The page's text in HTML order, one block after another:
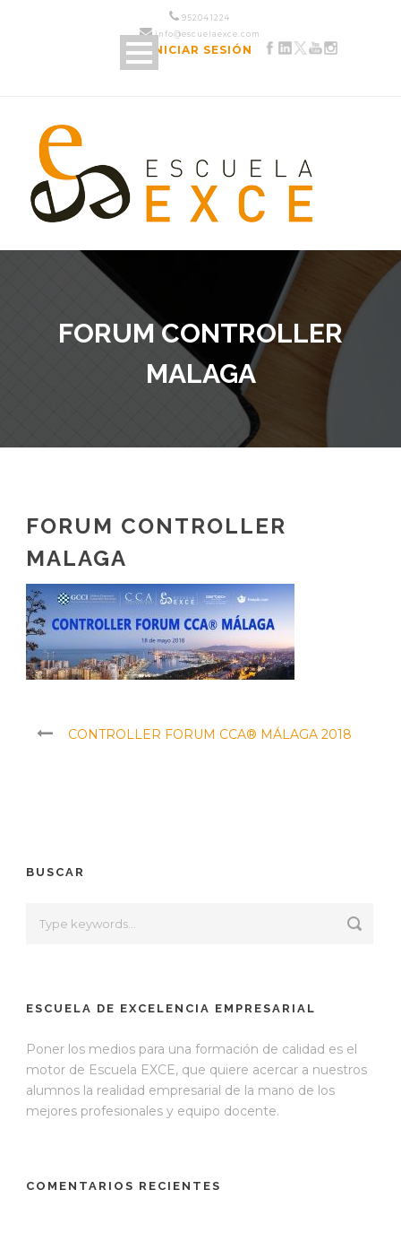
952 04 12 24
info@escuelaexce.com
INICIAR SESIÓN
FORUM CONTROLLER
MALAGA
FORUM CONTROLLER
MALAGA
CONTROLLER FORUM CCA® MÁLAGA 2018
BUSCAR
ESCUELA DE EXCELENCIA EMPRESARIAL
Poner los medios para una formación de calidad es el
motor de Escuela EXCE, que quiere acercar a nuestros
alumnos la realidad empresarial de la mano de los
mejores profesionales y equipo docente.
COMENTARIOS RECIENTES